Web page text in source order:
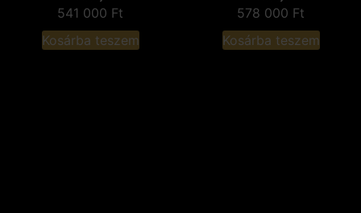
541 000 Ft
Kosárba teszem
578 000 Ft
Kosárba teszem